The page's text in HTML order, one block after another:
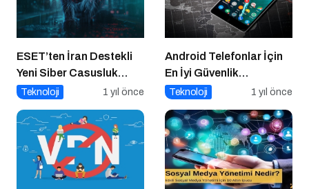
ESET’ten İran Destekli
Yeni Siber Casusluk
Operasyonu Uyarısı
Teknoloji 1 yıl önce
Android Telefonlar İçin
En İyi Güvenlik
Uygulamaları
Teknoloji 1 yıl önce